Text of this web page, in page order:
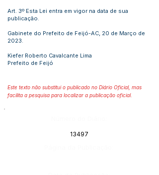
Art. 3º Esta Lei entra em vigor na data de sua
publicação.
Gabinete do Prefeito de Feijó-AC, 20 de Março de
2023.
Kiefer Roberto Cavalcante Lima
Prefeito de Feijó
Este texto não substitui o publicado no Diário Oficial, mas
facilita a pesquisa para localizar a publicação oficial.
13497